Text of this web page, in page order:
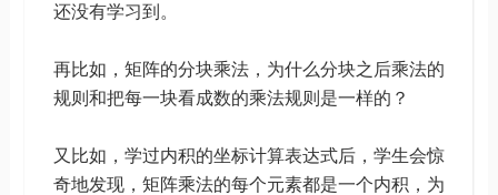
还没有学习到。
再比如，矩阵的分块乘法，为什么分块之后乘法的
规则和把每一块看成数的乘法规则是一样的？
又比如，学过内积的坐标计算表达式后，学生会惊
奇地发现，矩阵乘法的每个元素都是一个内积，为